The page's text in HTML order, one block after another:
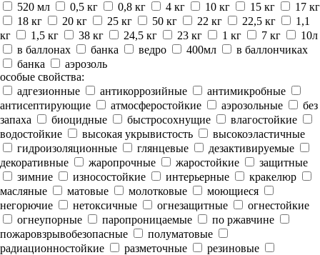
520 мл
0,5 кг 0,8 кг 4 кг 10 кг 15 кг
17 кг
18 кг
20 кг 25 кг 50 кг 22 кг 22,5 кг
1,1
кг
1,5 кг 38 кг 24,5 кг 23 кг 1 кг 7 кг
10л
в баллонах
банка ведро 400мл
в баллончиках
банка
аэрозоль
особые свойства:
адгезионные
антикоррозийные
антимикробные
антисептирующие
атмосферостойкие аэрозольные
без
запаха
биоцидные быстросохнущие
влагостойкие
водостойкие
высокая укрывистость
высокоэластичные
гидроизоляционные
глянцевые
дезактивируемые
декоративные
жаропрочные жаростойкие
защитные
зимние
износостойкие интерьерные
кракелюр
масляные
матовые молотковые
моющиеся
негорючие
нетоксичные огнезащитные
огнестойкие
огнеупорные
паропроницаемые
по ржавчине
пожаровзрывобезопасные
полуматовые
радиационностойкие
разметочные
резиновые